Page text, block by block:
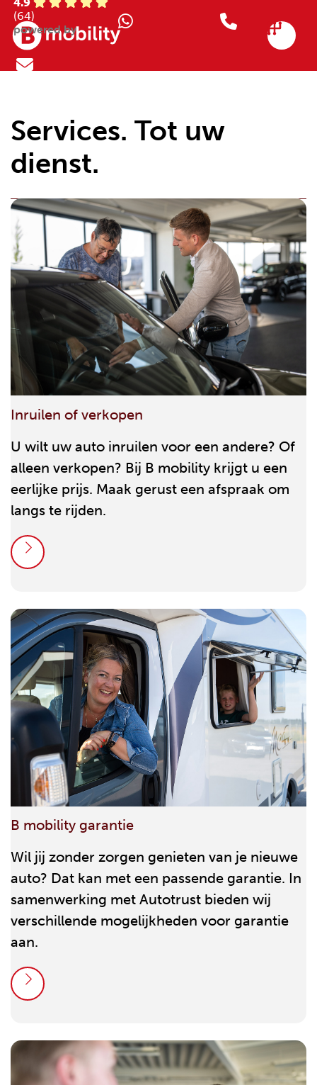
(64)
powered by
Services. Tot uw
dienst.
Inruilen of verkopen
U wilt uw auto inruilen voor een andere? Of
alleen verkopen? Bij B mobility krijgt u een
eerlijke prijs. Maak gerust een afspraak om
langs te rijden.
B mobility garantie
Wil jij zonder zorgen genieten van je nieuwe
auto? Dat kan met een passende garantie. In
samenwerking met Autotrust bieden wij
verschillende mogelijkheden voor garantie
aan.